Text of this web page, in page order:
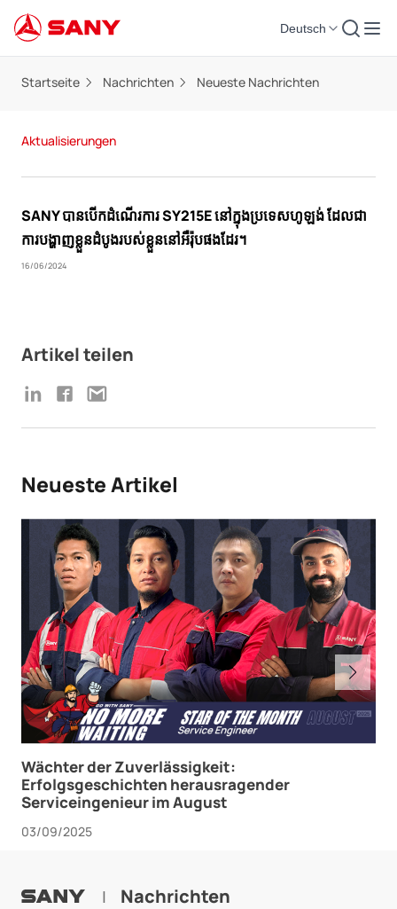
Deutsch
Startseite Nachrichten Neueste Nachrichten
Aktualisierungen
SANY បានបើកដំណើរការ SY215E នៅក្នុងប្រទេសហូឡង់ ដែលជា
ការបង្ហាញខ្លួនដំបូងរបស់ខ្លួននៅអឺរ៉ុបផងដែរ។
16/06/2024
Artikel teilen
Neueste Artikel
Wächter der Zuverlässigkeit:
Erfolgsgeschichten herausragender
Serviceingenieur im August
03/09/2025
| Nachrichten